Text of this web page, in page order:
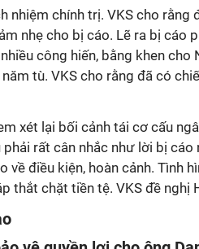
nhiệm chính trị. VKS cho rằng
nhẹ cho bị cáo. Lẽ ra bị cáo
công hiến, bằng khen cho
tù. VKS cho rằng đã có
xét lại bối cảnh tái cơ cấu
rất cân nhắc như lời bị cáo
về điều kiện, hoàn cảnh. Tình
thắt chặt tiền tệ. VKS đề nghị